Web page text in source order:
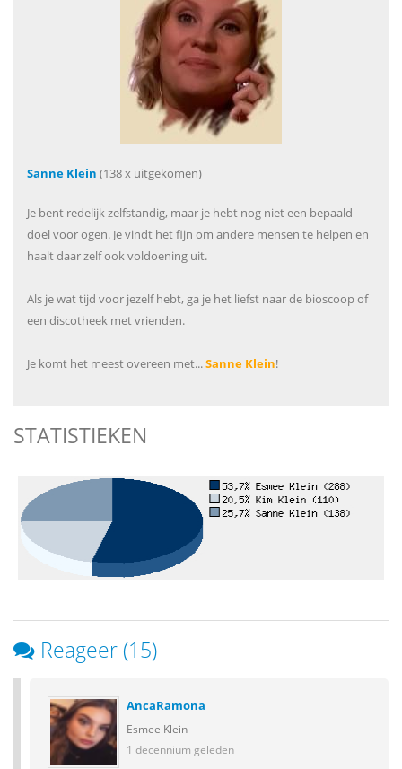
Sanne Klein (138 x uitgekomen)
Je bent redelijk zelfstandig, maar je hebt nog niet een bepaald
doel voor ogen. Je vindt het fijn om andere mensen te helpen en
haalt daar zelf ook voldoening uit.
Als je wat tijd voor jezelf hebt, ga je het liefst naar de bioscoop of
een discotheek met vrienden.
Je komt het meest overeen met...Sanne Klein!
STATISTIEKEN
Reageer (15)
AncaRamona
Esmee Klein
1 decennium geleden